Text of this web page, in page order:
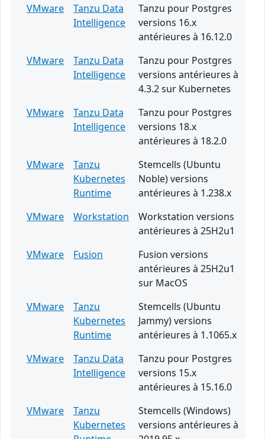
VMware
Tanzu Data
Intelligence
Tanzu pour Postgres
versions 16.x
antérieures à 16.12.0
VMware
Tanzu Data
Intelligence
Tanzu pour Postgres
versions antérieures à
4.3.2 sur Kubernetes
VMware
Tanzu Data
Intelligence
Tanzu pour Postgres
versions 18.x
antérieures à 18.2.0
VMware
Tanzu
Kubernetes
Runtime
Stemcells (Ubuntu
Noble) versions
antérieures à 1.238.x
VMware
Workstation
Workstation versions
antérieures à 25H2u1
VMware
Fusion
Fusion versions
antérieures à 25H2u1
sur MacOS
VMware
Tanzu
Kubernetes
Runtime
Stemcells (Ubuntu
Jammy) versions
antérieures à 1.1065.x
VMware
Tanzu Data
Intelligence
Tanzu pour Postgres
versions 15.x
antérieures à 15.16.0
VMware
Tanzu
Kubernetes
Stemcells (Windows)
versions antérieures à